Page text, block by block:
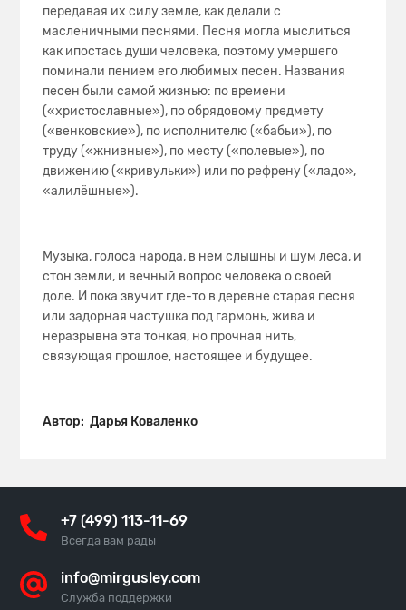
передавая их силу земле, как делали с
масленичными песнями. Песня могла мыслиться
как ипостась души человека, поэтому умершего
поминали пением его любимых песен. Названия
песен были самой жизнью: по времени
(«христославные»), по обрядовому предмету
(«венковские»), по исполнителю («бабьи»), по
труду («жнивные»), по месту («полевые»), по
движению («кривульки») или по рефрену («ладо»,
«алилёшные»).
Музыка, голоса народа, в нем слышны и шум леса, и
стон земли, и вечный вопрос человека о своей
доле. И пока звучит где-то в деревне старая песня
или задорная частушка под гармонь, жива и
неразрывна эта тонкая, но прочная нить,
связующая прошлое, настоящее и будущее.
Автор: Дарья Коваленко
+7 (499) 113-11-69
Всегда вам рады
info@mirgusley.com
Служба поддержки